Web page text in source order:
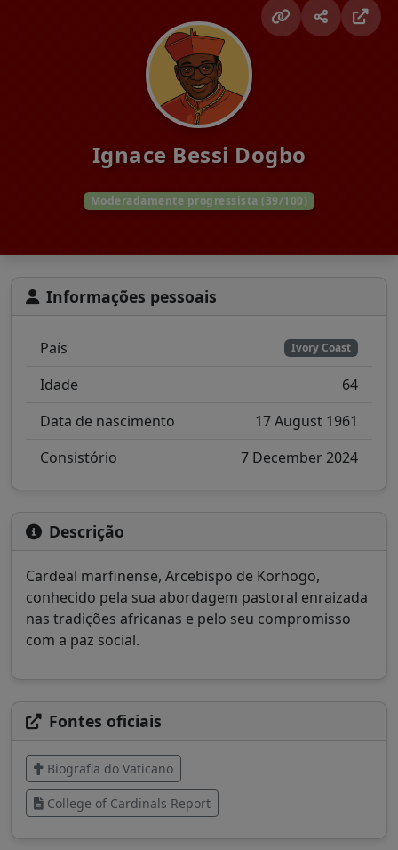
Ignace Bessi Dogbo
Moderadamente progressista (39/100)
Informações pessoais
País Ivory Coast
Idade
64
Data de nascimento
17 August 1961
Consistório
7 December 2024
Descrição
Cardeal marfinense, Arcebispo de Korhogo,
conhecido pela sua abordagem pastoral enraizada
nas tradições africanas e pelo seu compromisso
com a paz social.
Fontes oficiais
Biografia do Vaticano
College of Cardinals Report